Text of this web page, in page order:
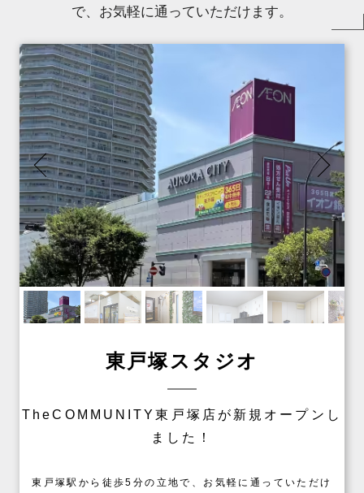
で、お気軽に通っていただけます。
東戸塚スタジオ
TheCOMMUNITY東戸塚店が新規オープンし
ました！
東戸塚駅から徒歩5分の立地で、お気軽に通っていただけ